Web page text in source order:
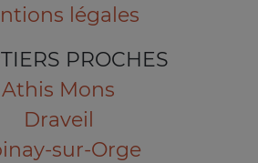
légales
PROCHES
Athis Mons
Draveil
sur-Orge